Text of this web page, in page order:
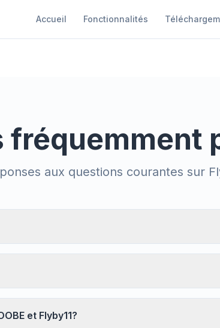
Accueil Fonctionnalités
fréquemment
aux questions courantes sur
et Flyby11?